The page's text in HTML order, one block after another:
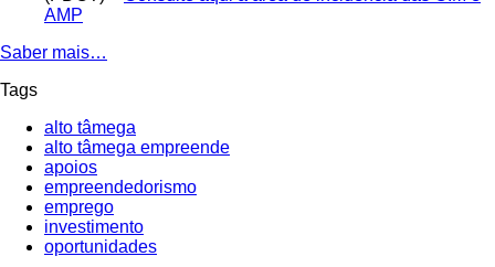
AMP
Saber mais…
Tags
alto tâmega
alto tâmega empreende
apoios
empreendedorismo
emprego
investimento
oportunidades